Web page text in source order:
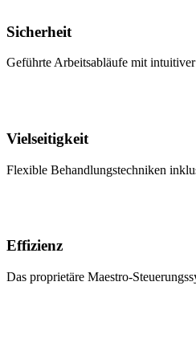
Sicherheit
Geführte Arbeitsabläufe mit
Vielseitigkeit
Flexible Behandlungstechniken
Effizienz
Das proprietäre Maestro-